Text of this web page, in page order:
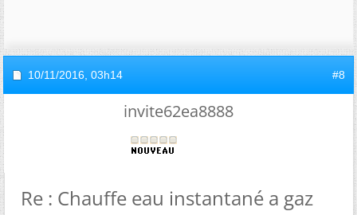
10/11/2016, 03h14 #8
invite62ea8888
Re : Chauffe eau instantané a gaz